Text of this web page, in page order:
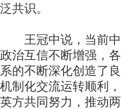
泛共识。
王冠中说，当前中
政治互信不断增强，
系的不断深化创造了
机制化交流运转顺利
英方共同努力，推动